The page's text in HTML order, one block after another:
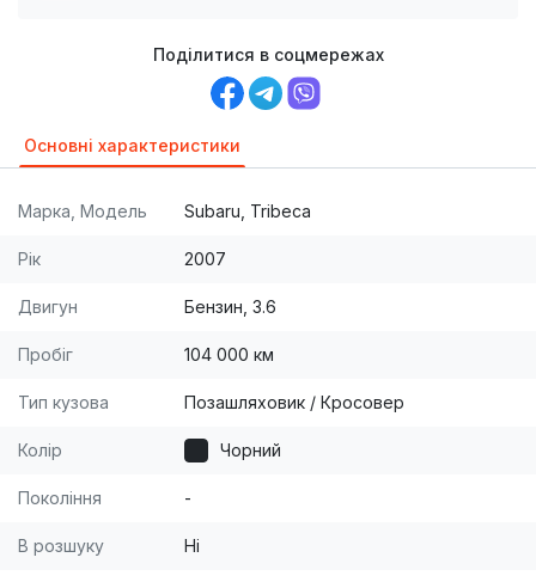
Поділитися в соцмережах
Основні характеристики
Марка, Модель Subaru, Tribeca
Рік 2007
Двигун Бензин, 3.6
Пробіг 104 000 км
Тип кузова Позашляховик / Кросовер
Колір Чорний
Покоління -
В розшуку Ні